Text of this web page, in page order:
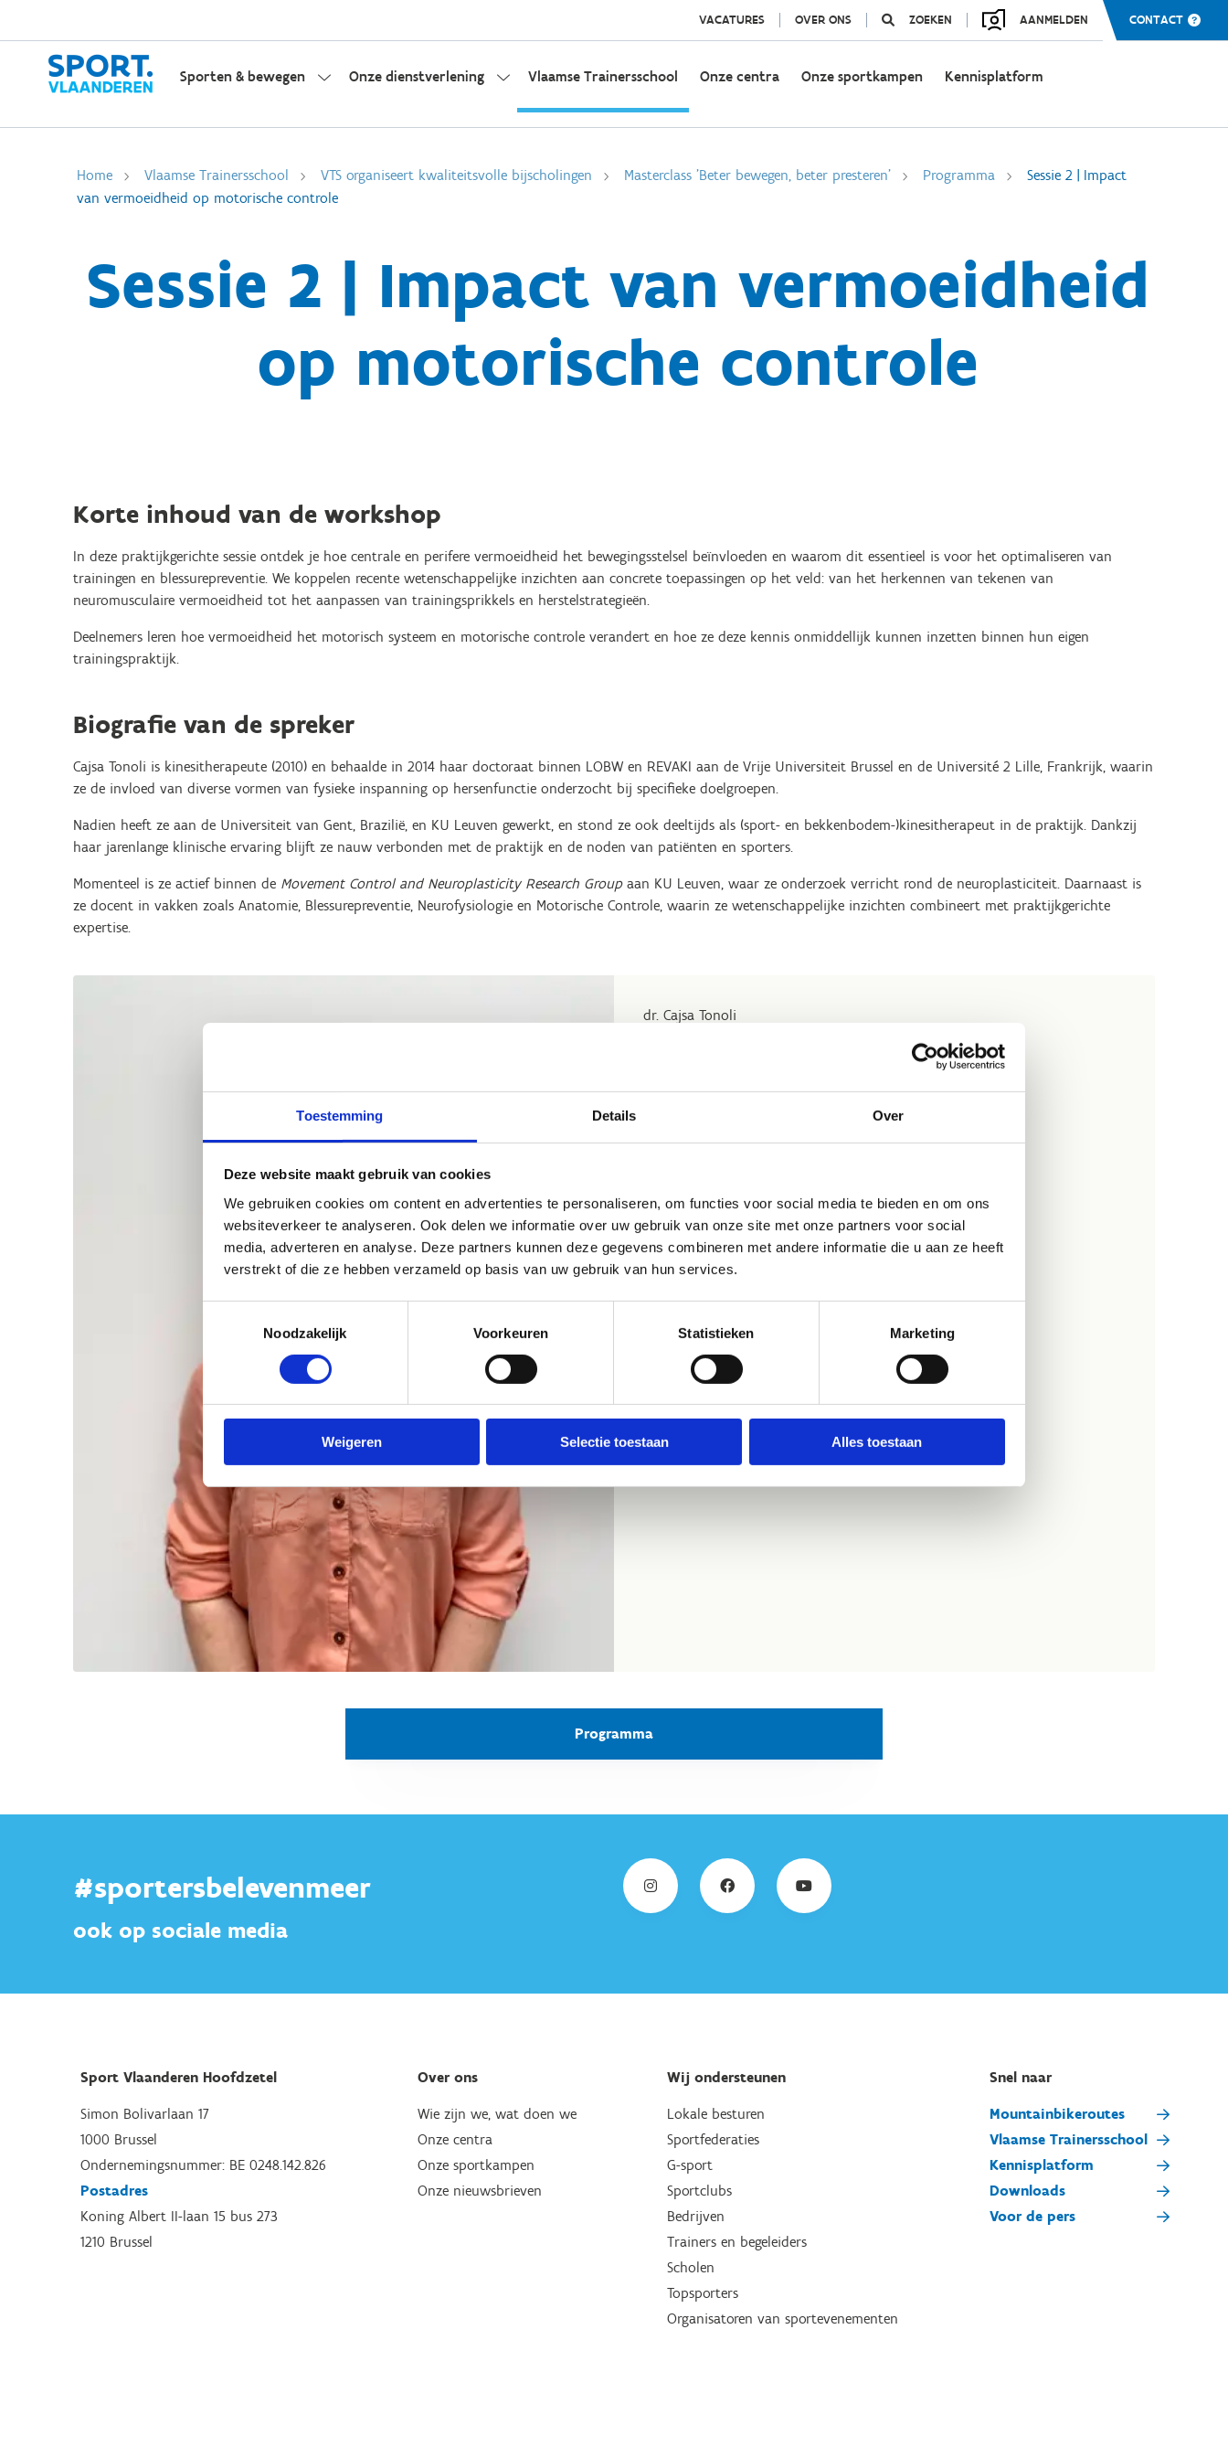
Toestemming Details Over
Deze website maakt gebruik van cookies
We gebruiken cookies om content en advertenties te personaliseren, om functies voor social media te bieden en om ons
websiteverkeer te analyseren. Ook delen we informatie over uw gebruik van onze site met onze partners voor social
media, adverteren en analyse. Deze partners kunnen deze gegevens combineren met andere informatie die u aan ze heeft
verstrekt of die ze hebben verzameld op basis van uw gebruik van hun services.
Noodzakelijk
Voorkeuren Statistieken Marketing
Weigeren Selectie toestaan Alles toestaan
VACATURES OVER ONS ZOEKEN AANMELDEN CONTACT
Sporten & bewegen Onze dienstverlening Vlaamse Trainersschool Onze centra Onze sportkampen Kennisplatform
Home Vlaamse Trainersschool VTS organiseert kwaliteitsvolle bijscholingen Masterclass 'Beter bewegen, beter presteren' Programma
Sessie 2 | Impact
van vermoeidheid op motorische controle
Sessie 2 | Impact van vermoeidheid
op motorische controle
Korte inhoud van de workshop
In deze praktijkgerichte sessie ontdek je hoe centrale en perifere vermoeidheid het bewegingsstelsel beïnvloeden en waarom dit essentieel is voor het optimaliseren van
trainingen en blessurepreventie. We koppelen recente wetenschappelijke inzichten aan concrete toepassingen op het veld: van het herkennen van tekenen van
neuromusculaire vermoeidheid tot het aanpassen van trainingsprikkels en herstelstrategieën.
Deelnemers leren hoe vermoeidheid het motorisch systeem en motorische controle verandert en hoe ze deze kennis onmiddellijk kunnen inzetten binnen hun eigen
trainingspraktijk.
Biografie van de spreker
Cajsa Tonoli is kinesitherapeute (2010) en behaalde in 2014 haar doctoraat binnen LOBW en REVAKI aan de Vrije Universiteit Brussel en de Université 2 Lille, Frankrijk, waarin
ze de invloed van diverse vormen van fysieke inspanning op hersenfunctie onderzocht bij specifieke doelgroepen.
Nadien heeft ze aan de Universiteit van Gent, Brazilië, en KU Leuven gewerkt, en stond ze ook deeltijds als (sport- en bekkenbodem-)kinesitherapeut in de praktijk. Dankzij
haar jarenlange klinische ervaring blijft ze nauw verbonden met de praktijk en de noden van patiënten en sporters.
Momenteel is ze actief binnen de Movement Control and Neuroplasticity Research Groupaan KU Leuven, waar ze onderzoek verricht rond de neuroplasticiteit. Daarnaast is
ze docent in vakken zoals Anatomie, Blessurepreventie, Neurofysiologie en Motorische Controle, waarin ze wetenschappelijke inzichten combineert met praktijkgerichte
expertise.
dr. Cajsa Tonoli
Programma
#sportersbelevenmeer
ook op sociale media
Sport Vlaanderen Hoofdzetel
Simon Bolivarlaan 17
1000 Brussel
Ondernemingsnummer: BE 0248.142.826
Postadres
Koning Albert II-laan 15 bus 273
1210 Brussel
Over ons
Wie zijn we, wat doen we
Onze centra
Onze sportkampen
Onze nieuwsbrieven
Wij ondersteunen
Lokale besturen
Sportfederaties
G-sport
Sportclubs
Bedrijven
Trainers en begeleiders
Scholen
Topsporters
Organisatoren van sportevenementen
Snel naar
Mountainbikeroutes
Vlaamse Trainersschool
Kennisplatform
Downloads
Voor de pers